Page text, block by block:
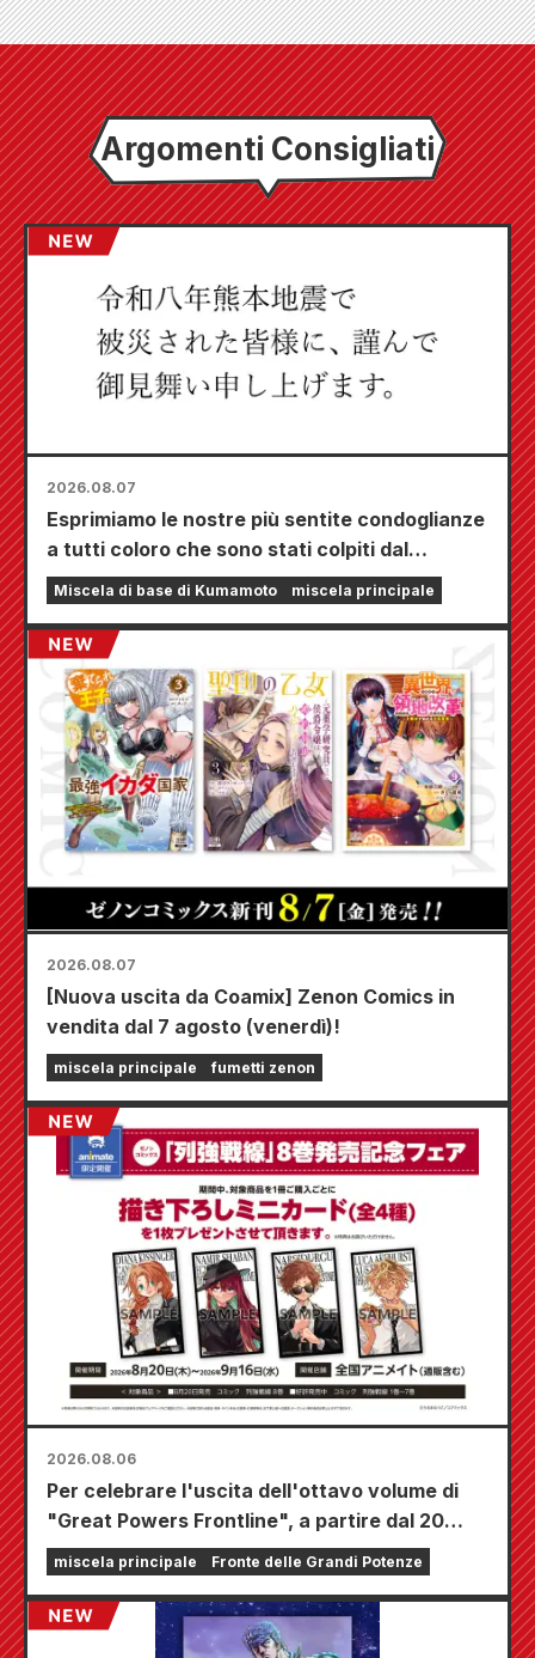
Argomenti Consigliati
2026.08.07
Esprimiamo le nostre più sentite condoglianze
a tutti coloro che sono stati colpiti dal
terremoto di Kumamoto del 2026.
Miscela di base di Kumamoto miscela principale
2026.08.07
[Nuova uscita da Coamix] Zenon Comics in
vendita dal 7 agosto (venerdì)!
miscela principale fumetti zenon
2026.08.06
Per celebrare l'uscita dell'ottavo volume di
"Great Powers Frontline", a partire dal 20
agosto si terrà una fiera a tempo limitato
presso i negozi Animate di tutta la nazione,
dove potrete aggiudicarvi una mini card
disegnata appositamente (4 tipi in totale)!
miscela principale Fronte delle Grandi Potenze